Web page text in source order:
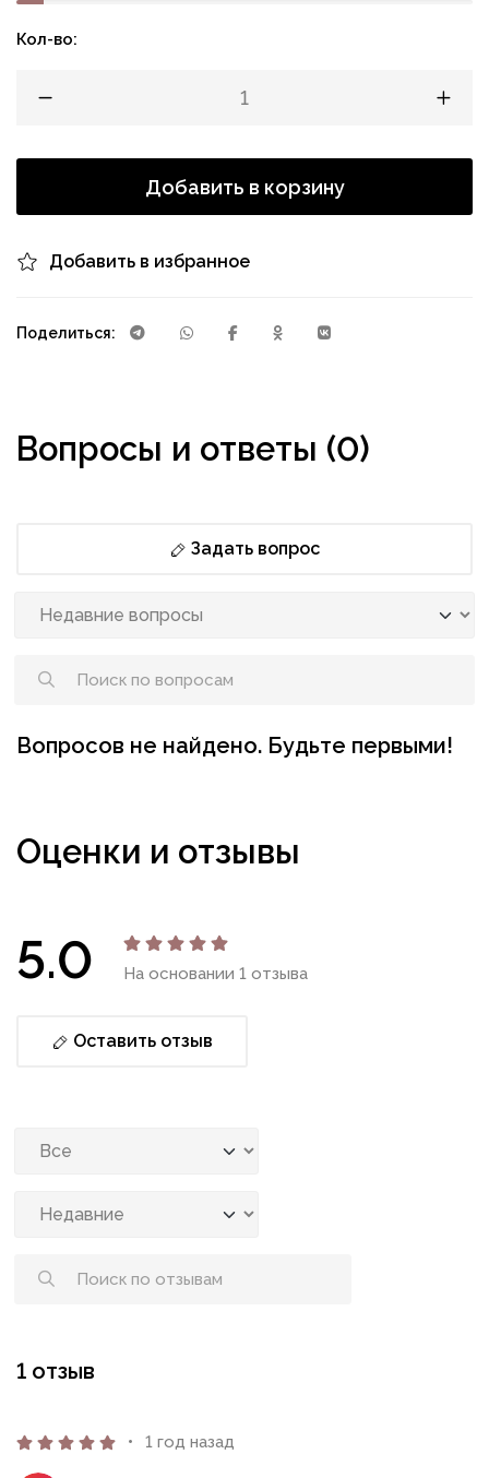
Кол-во:
Добавить в корзину
Добавить в избранное
Поделиться:
Вопросы и ответы (0)
Задать вопрос
Вопросов не найдено. Будьте первыми!
Оценки и отзывы
5.0 На основании 1 отзыва
Оставить отзыв
1 отзыв
1 год назад